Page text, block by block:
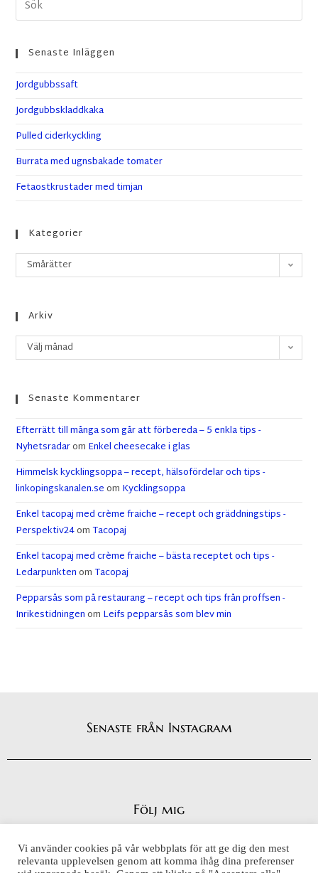
Senaste Inläggen
Jordgubbssaft
Jordgubbskladdkaka
Pulled ciderkyckling
Burrata med ugnsbakade tomater
Fetaostkrustader med timjan
Kategorier
Smårätter
Arkiv
Välj månad
Senaste Kommentarer
Efterrätt till många som går att förbereda – 5 enkla tips -
Nyhetsradarom Enkel cheesecake i glas
Himmelsk kycklingsoppa – recept, hälsofördelar och tips -
linkopingskanalen.seom Kycklingsoppa
Enkel tacopaj med crème fraiche – recept och gräddningstips -
Perspektiv24omTacopaj
Enkel tacopaj med crème fraiche – bästa receptet och tips -
LedarpunktenomTacopaj
Pepparsås som på restaurang – recept och tips från proffsen -
Inrikestidningenom Leifs pepparsås som blev min
Senaste från Instagram
Följ mig
Vi använder cookies på vår webbplats för att ge dig den mest
relevanta upplevelsen genom att komma ihåg dina preferenser